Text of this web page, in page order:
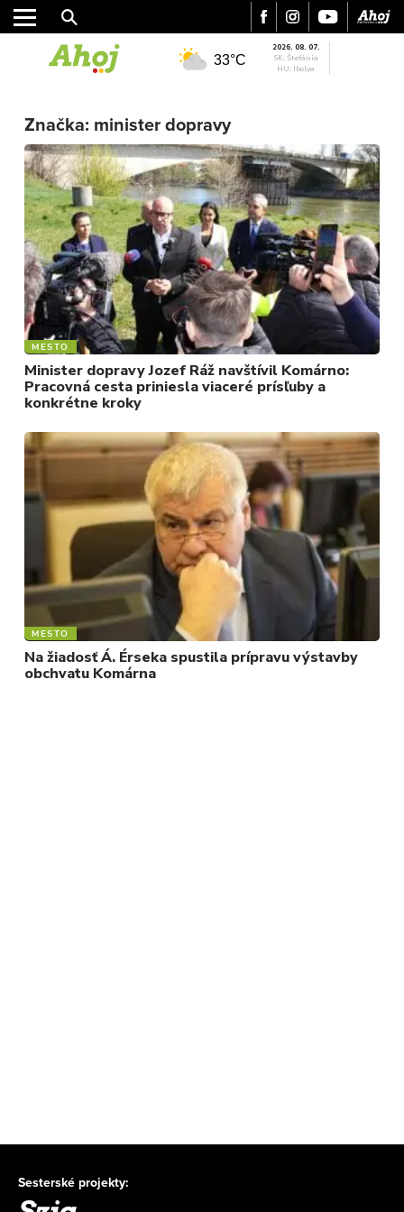
MESTO
REGIÓN
ŠPORT
KULTÚRA
FOTKY
VIDEO
MIX
33°C
2026. 08. 07.
SK: Štefánia
HU: Ibolya
Značka: minister dopravy
MESTO
Minister dopravy Jozef Ráž navštívil Komárno:
Pracovná cesta priniesla viaceré prísľuby a
konkrétne kroky
MESTO
Na žiadosť Á. Érseka spustila prípravu výstavby
obchvatu Komárna
Sesterské projekty: